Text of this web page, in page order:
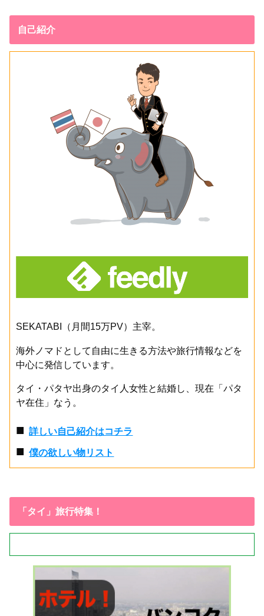
自己紹介
SEKATABI（月間15万PV）主宰。
海外ノマドとして自由に生きる方法や旅行情報などを
中心に発信しています。
タイ・パタヤ出身のタイ人女性と結婚し、現在「パタ
ヤ在住」なう。
■詳しい自己紹介はコチラ
■僕の欲しい物リスト
「タイ」旅行特集！